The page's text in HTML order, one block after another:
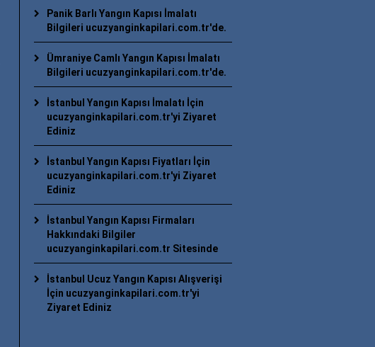
Panik Barlı Yangın Kapısı İmalatı
Bilgileri ucuzyanginkapilari.com.tr'de.
Ümraniye Camlı Yangın Kapısı İmalatı
Bilgileri ucuzyanginkapilari.com.tr'de.
İstanbul Yangın Kapısı İmalatı İçin
ucuzyanginkapilari.com.tr'yi Ziyaret
Ediniz
İstanbul Yangın Kapısı Fiyatları İçin
ucuzyanginkapilari.com.tr'yi Ziyaret
Ediniz
İstanbul Yangın Kapısı Firmaları
Hakkındaki Bilgiler
ucuzyanginkapilari.com.tr Sitesinde
İstanbul Ucuz Yangın Kapısı Alışverişi
İçin ucuzyanginkapilari.com.tr'yi
Ziyaret Ediniz